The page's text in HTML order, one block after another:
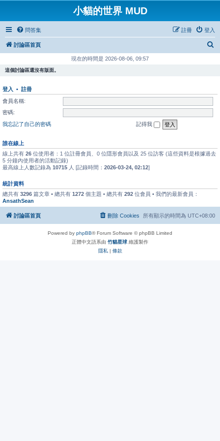
小貓的世界 MUD
問答集 登入
註冊
討論區首頁
現在的時間是 2026-08-06, 09:57
這個討論區還沒有版面。
登入 • 註冊
會員名稱:
密碼:
我忘記了自己的密碼
記得我
誰在線上
線上共有 26 位使用者：1 位註冊會員、0 位隱形會員以及 25 位訪客 (這些資料是根據過去
5 分鐘內使用者的活動記錄)
最高線上人數記錄為 10715 人 [記錄時間： 2026-03-24, 02:12]
統計資料
總共有 3296 篇文章 • 總共有 1272 個主題 • 總共有 292 位會員 • 我們的最新會員：
AnsathSean
討論區首頁 所有顯示的時間為 UTC+08:00
刪除 Cookies
Powered by phpBB® Forum Software © phpBB Limited
正體中文語系由 竹貓星球 維護製作
隱私| 條款